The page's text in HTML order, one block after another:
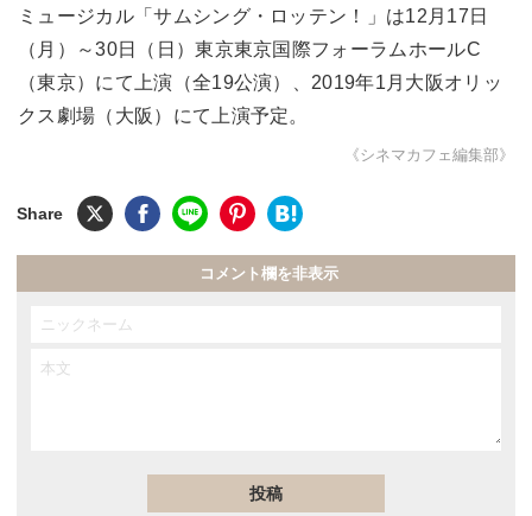
ミュージカル「サムシング・ロッテン！」は12月17日
（月）～30日（日）東京東京国際フォーラムホールC
（東京）にて上演（全19公演）、2019年1月大阪オリッ
クス劇場（大阪）にて上演予定。
《シネマカフェ編集部》
コメント欄を非表示